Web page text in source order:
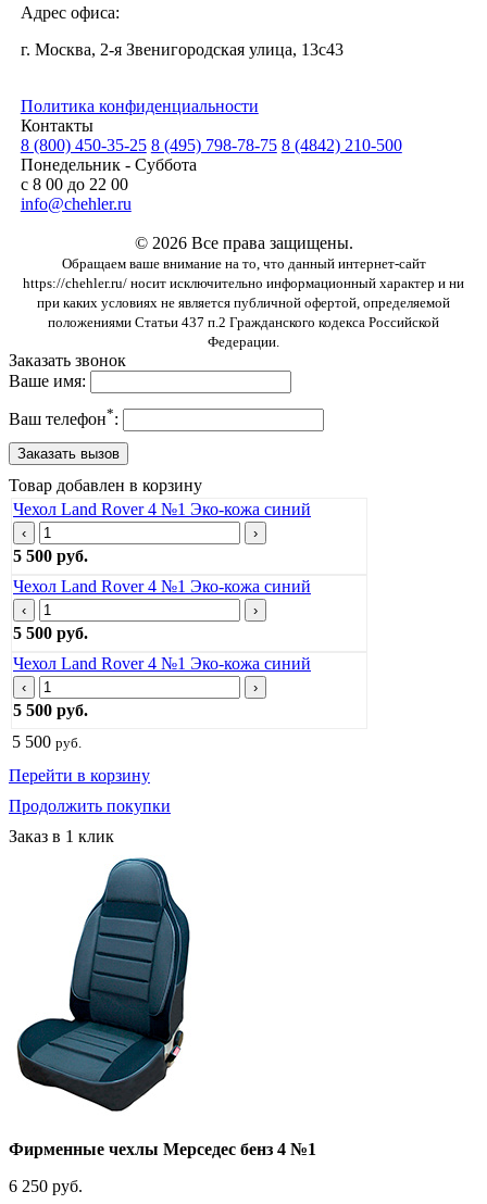
Адрес офиса:
г. Москва, 2-я Звенигородская улица, 13с43
Политика конфиденциальности
Контакты
8 (800) 450-35-25 8 (495) 798-78-75 8 (4842) 210-500
Понедельник - Суббота
с 8 00 до 22 00
info@chehler.ru
© 2026 Все права защищены.
Обращаем ваше внимание на то, что данный интернет-сайт
https://chehler.ru/ носит исключительно информационный характер и ни
при каких условиях не является публичной офертой, определяемой
положениями Статьи 437 п.2 Гражданского кодекса Российской
Федерации.
Заказать звонок
Ваше имя:
Ваш телефон*:
Товар добавлен в корзину
Чехол Land Rover 4 №1 Эко-кожа синий
‹ ›
5 500 руб.
Чехол Land Rover 4 №1 Эко-кожа синий
‹ ›
5 500 руб.
Чехол Land Rover 4 №1 Эко-кожа синий
‹ ›
5 500 руб.
5 500 руб.
Перейти в корзину
Продолжить покупки
Заказ в 1 клик
Фирменные чехлы Мерседес бенз 4 №1
6 250 руб.